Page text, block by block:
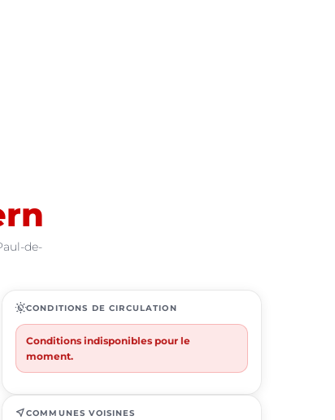
de-
routineCONDITIONS DE CIRCULATION
Conditions indisponibles pour le
moment.
near_meCOMMUNES VOISINES